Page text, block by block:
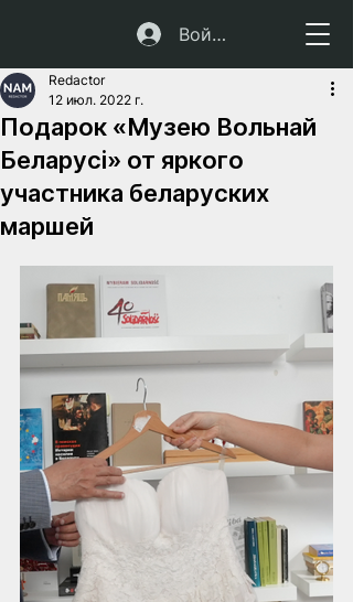
Войти
Подарок «Музею Вольнай
Беларусі» от яркого
участника беларуских
маршей
Redactor
12 июл. 2022 г.